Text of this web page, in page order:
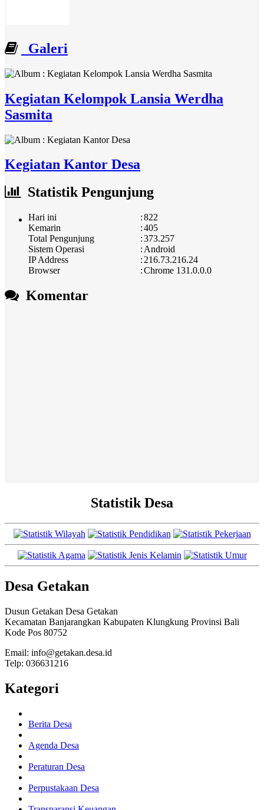
Galeri
Kegiatan Kelompok Lansia Werdha
Sasmita
Kegiatan Kantor Desa
Statistik Pengunjung
Hari ini :822
Kemarin
:405
Total Pengunjung
:373.257
Sistem Operasi
: Android
IP Address
: 216.73.216.24
Browser
:Chrome 131.0.0.0
Komentar
Statistik Desa
Desa Getakan
Dusun Getakan Desa Getakan
Kecamatan Banjarangkan Kabupaten Klungkung Provinsi Bali
Kode Pos 80752
Email: info@getakan.desa.id
Telp: 036631216
Kategori
Berita Desa
Agenda Desa
Peraturan Desa
Perpustakaan Desa